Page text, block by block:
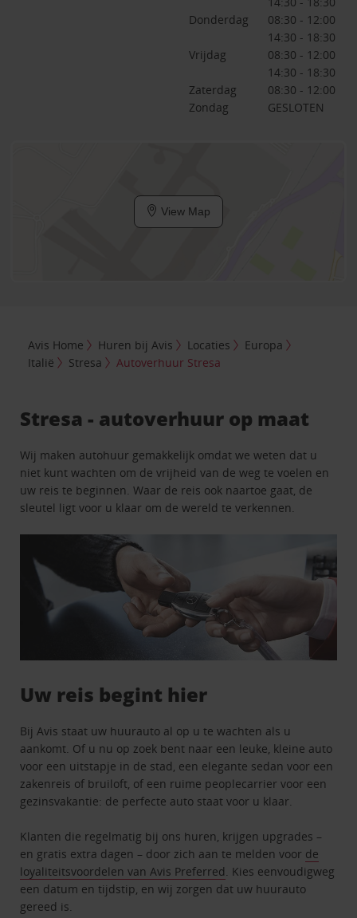
Donderdag
08:30 - 12:00
14:30 - 18:30
Vrijdag
08:30 - 12:00
14:30 - 18:30
Zaterdag
08:30 - 12:00
Zondag
GESLOTEN
View Map
Avis Home Huren bij Avis Locaties
Europa
Italië
Stresa Autoverhuur Stresa
Stresa - autoverhuur op maat
Wij maken autohuur gemakkelijk omdat we weten dat u
niet kunt wachten om de vrijheid van de weg te voelen en
uw reis te beginnen. Waar de reis ook naartoe gaat, de
sleutel ligt voor u klaar om de wereld te verkennen.
Uw reis begint hier
Bij Avis staat uw huurauto al op u te wachten als u
aankomt. Of u nu op zoek bent naar een leuke, kleine auto
voor een uitstapje in de stad, een elegante sedan voor een
zakenreis of bruiloft, of een ruime peoplecarrier voor een
gezinsvakantie: de perfecte auto staat voor u klaar.
Klanten die regelmatig bij ons huren, krijgen upgrades –
en gratis extra dagen – door zich aan te melden voor de
loyaliteitsvoordelen van Avis Preferred. Kies eenvoudigweg
een datum en tijdstip, en wij zorgen dat uw huurauto
gereed is.